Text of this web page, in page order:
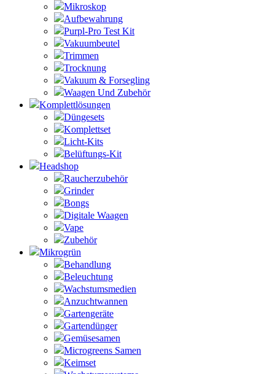
Mikroskop
Aufbewahrung
Purpl-Pro Test Kit
Vakuumbeutel
Trimmen
Trocknung
Vakuum & Forsegling
Waagen Und Zubehör
Komplettlösungen
Düngesets
Komplettset
Licht-Kits
Belüftungs-Kit
Headshop
Raucherzubehör
Grinder
Bongs
Digitale Waagen
Vape
Zubehör
Mikrogrün
Behandlung
Beleuchtung
Wachstumsmedien
Anzuchtwannen
Gartengeräte
Gartendünger
Gemüsesamen
Microgreens Samen
Keimset